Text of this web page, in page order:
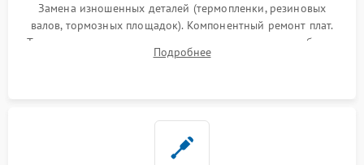
Замена изношенных деталей (термопленки, резиновых
валов, тормозных площадок). Компонентный ремонт плат.
Тщательная очистка тракта печати, контактов и линз блока
лазера (LSU) от просыпанного тонера и пыли.
Подробнее